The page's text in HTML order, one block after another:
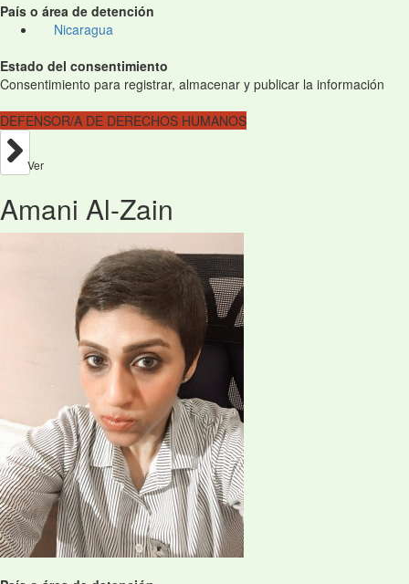
País o área de detención
Nicaragua
Estado del consentimiento
Consentimiento para registrar, almacenar y publicar la información
DEFENSOR/A DE DERECHOS HUMANOS
Ver
Amani Al-Zain